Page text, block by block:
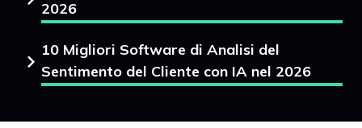
2026
10 Migliori Software di Analisi del
Sentimento del Cliente con IA nel 2026